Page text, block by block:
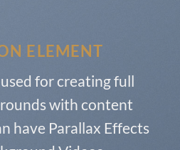
ELEMENT
for creating full
with content
have Parallax Effects